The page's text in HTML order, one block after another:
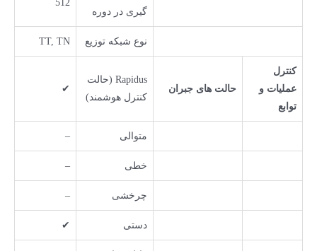
گیری در دوره
512
نوع شبکه توزیع TT, TN
کنترل
عملیات و
توابع
حالت های جبران
Rapidus (حالت
کنترل هوشمند)
✔
متوالی –
خطی –
چرخشی –
دستی ✔